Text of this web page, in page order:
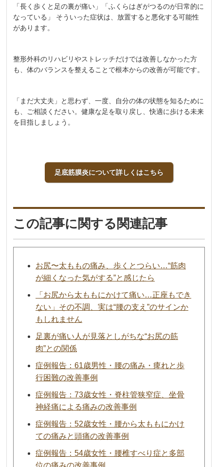
「長く歩くと足の裏が痛い」「ふくらはぎがつるのが日常的に
なっている」 そういった症状は、放置すると悪化する可能性
があります。
整形外科のリハビリやストレッチだけでは改善しなかった方
も、体のバランスを整えることで根本からの改善が可能です。
「まだ大丈夫」と思わず、一度、自分の体の状態を知るために
も、ご相談ください。健康な足を取り戻し、快適に歩ける未来
を目指しましょう。
足底筋膜炎について詳しくはこちら
この記事に関する関連記事
お尻〜太ももの痛み、歩くとつらい…“筋肉
が細くなった気がする”と感じたら
「お尻から太ももにかけて痛い…正座もでき
ない」その不調、実は“腰の支え”のサインか
もしれません
足裏が痛い人が見落としがちな“お尻の筋
肉”との関係
症例報告：61歳男性・腰の痛み・痺れと歩
行困難の改善事例
症例報告：73歳女性・脊柱管狭窄症、坐骨
神経痛による痛みの改善事例
症例報告：52歳女性・腰から太ももにかけ
ての痛みと頭痛の改善事例
症例報告：54歳女性・腰椎すべり症と多部
位の痛みの改善事例